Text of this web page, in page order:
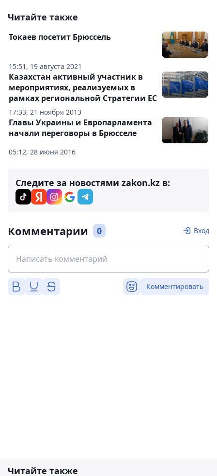
Читайте также
15:51, 19 августа 2021
Токаев посетит Брюссель
17:33, 21 ноября 2013
Казахстан активный участник в
мероприятиях, реализуемых в
рамках региональной Стратегии ЕС
05:12, 28 июня 2016
Главы Украины и Европарламента
начали переговоры в Брюсселе
Следите за новостями zakon.kz в:
Комментарии 0 Вход
Комментировать
Читайте также